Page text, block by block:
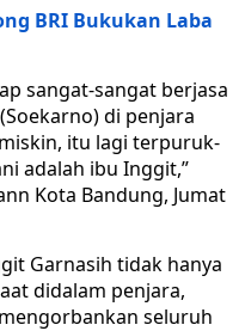
BRI Bukukan Laba
sangat-sangat berjasa
di penjara
itu lagi terpuruk-
adalah ibu Inggit,”
Kota Bandung, Jumat
Garnasih tidak hanya
didalam penjara,
seluruh